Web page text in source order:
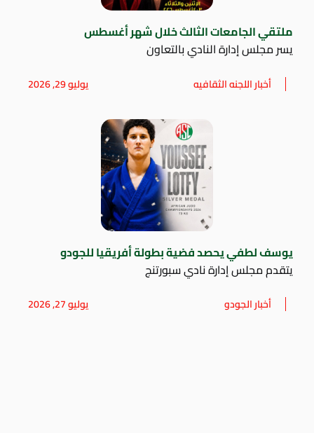
ملتقي الجامعات الثالث خلال شهر أغسطس
يسر مجلس إدارة النادي بالتعاون
أخبار اللجنه الثقافيه يوليو 29, 2026
يوسف لطفي يحصد فضية بطولة أفريقيا للجودو
يتقدم مجلس إدارة نادي سبورتنج
أخبار الجودو يوليو 27, 2026